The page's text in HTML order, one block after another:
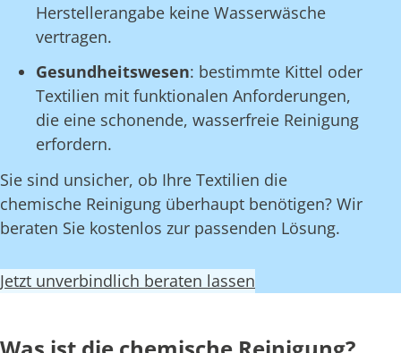
Herstellerangabe keine Wasserwäsche
vertragen.
Gesundheitswesen: bestimmte Kittel oder
Textilien mit funktionalen Anforderungen,
die eine schonende, wasserfreie Reinigung
erfordern.
Sie sind unsicher, ob Ihre Textilien die
chemische Reinigung überhaupt benötigen? Wir
beraten Sie kostenlos zur passenden Lösung.
Jetzt unverbindlich beraten lassen